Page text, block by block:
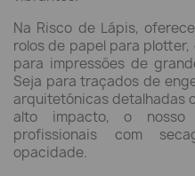
Na Risco de Lápis,
rolos de papel para
para impressões de
Seja para traçados de
arquitetónicas detalhadas
alto impacto, o nosso
profissionais com
opacidade.